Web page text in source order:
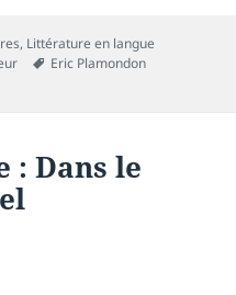
, Littérature en langue
Mots-
Eric Plamondon
: Dans le